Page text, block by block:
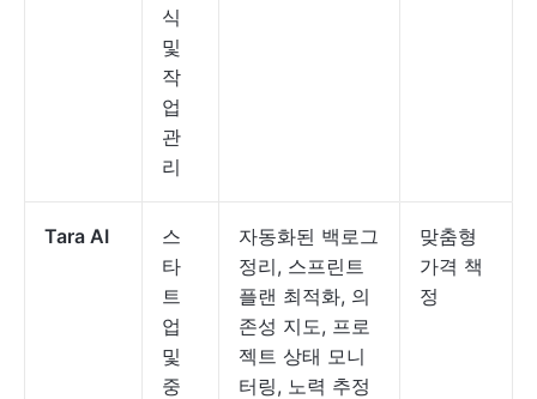
식
및
작
업
관
리
Tara AI
스
타
트
업
및
중
자동화된 백로그
정리, 스프린트
플랜 최적화, 의
존성 지도, 프로
젝트 상태 모니
터링, 노력 추정
맞춤형
가격 책
정